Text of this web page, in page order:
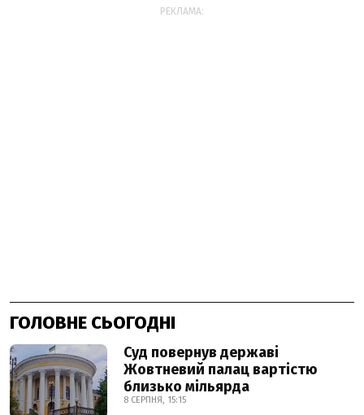
РЕКЛАМА:
ГОЛОВНЕ СЬОГОДНІ
Суд повернув державі
Жовтневий палац вартістю
близько мільярда
8 СЕРПНЯ, 15:15